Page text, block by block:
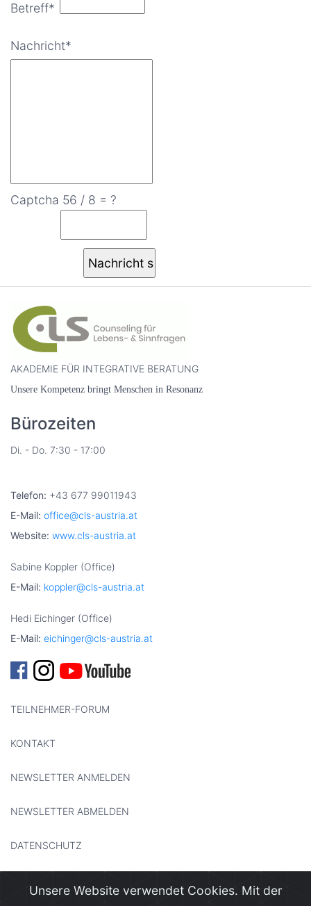
Unsere Website verwendet Cookies. Mit der
Betreff*
Nachricht*
Captcha 56 / 8 = ?
AKADEMIE FÜR INTEGRATIVE BERATUNG
Unsere Kompetenz bringt Menschen in Resonanz
Bürozeiten
Di. - Do. 7:30 - 17:00
Telefon: +43 677 99011943
E-Mail: office@cls-austria.at
Website: www.cls-austria.at
Sabine Koppler (Office)
E-Mail: koppler@cls-austria.at
Hedi Eichinger (Office)
E-Mail: eichinger@cls-austria.at
TEILNEHMER-FORUM
KONTAKT
NEWSLETTER ANMELDEN
NEWSLETTER ABMELDEN
DATENSCHUTZ